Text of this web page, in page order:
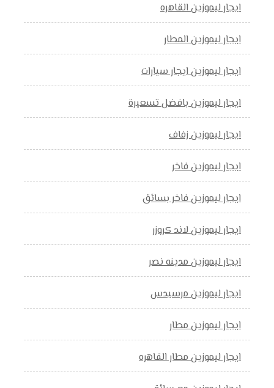
ايجار ليموزين القاهره
ايجار ليموزين المطار
ايجار ليموزين ايجار سيارات
ايجار ليموزين بافضل تسعيرة
ايجار ليموزين زفاف
ايجار ليموزين فاخر
ايجار ليموزين فاخر بسائق
ايجار ليموزين لاند كروزر
ايجار ليموزين مدينه نصر
ايجار ليموزين مرسيدس
ايجار ليموزين مطار
ايجار ليموزين مطار القاهره